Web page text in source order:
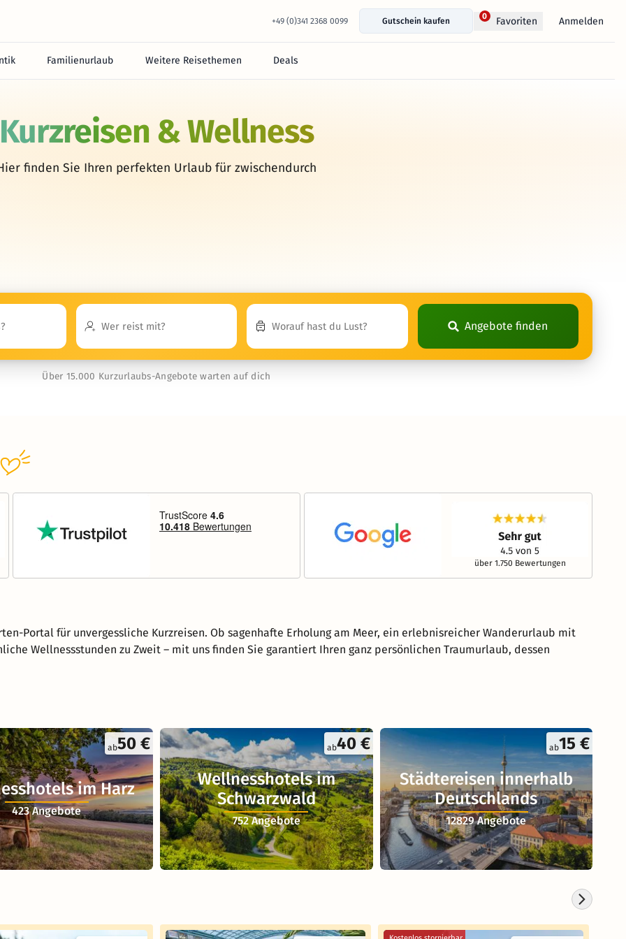
+49 (0)341 2368 0099 Gutschein kaufen
0 Favoriten Anmelden
Familienurlaub Weitere Reisethemen Deals
Kurzreisen & Wellness
finden Sie Ihren perfekten Urlaub für zwischendurch
Angebote finden
Über 15.000 Kurzurlaubs-Angebote warten auf dich
über 1.750 Bewertungen
Portal für unvergessliche Kurzreisen. Ob sagenhafte Erholung am Meer, ein erlebnisreicher Wanderurlaub mit
Wellnessstunden zu Zweit – mit uns finden Sie garantiert Ihren ganz persönlichen Traumurlaub, dessen
ab50 €
im Harz
423 Angebote
ab40 €
Wellnesshotels im
Schwarzwald
752 Angebote
ab15 €
Städtereisen innerhalb
Deutschlands
12829 Angebote